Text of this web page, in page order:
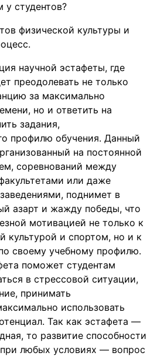
у студентов?
физической культуры и
научной эстафеты, где
преодолевать не только
за максимально
но и ответить на
задания,
профилю обучения. Данный
на постоянной
соревнований между
или даже
поднимет в
азарт и жажду победы, что
мотивацией не только к
культурой и спортом, но и к
своему учебному профилю.
поможет студентам
в стрессовой ситуации,
принимать
использовать
Так как эстафета —
то развитие способности
любых условиях — вопрос